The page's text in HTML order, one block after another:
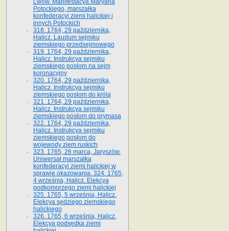
Lwów. Manifestacya Maryana
Potockiego, marszałka
konfederacyi ziemi halickiej i
innych Potockich
318. 1764, 29 października,
Halicz. Laudum sejmiku
ziemskiego przedsejmowego
319. 1764, 29 października,
Halicz. Instrukcya sejmiku
ziemskiego posłom na sejm
koronacyjny
320. 1764, 29 października,
Halicz. Instrukcya sejmiku
ziemskiego posłom do króla
321. 1764, 29 października,
Halicz. Instrukcya sejmiku
ziemskiego posłom do prymasa
322. 1764, 29 października,
Halicz. Instrukcya sejmiku
ziemskiego posłom do
wojewody ziem ruskich
323. 1765, 26 marca, Jaryszów.
Uniwersał marszałka
konfederacyi ziemi halickiej w
sprawie okazowania. 324. 1765,
4 września, Halicz. Elekcya
podkomorzego ziemi halickiej
325. 1765, 5 września, Halicz.
Elekcya sędziego ziemskiego
halickiego
326. 1765, 6 września, Halicz.
Elekcya podsędka ziemi